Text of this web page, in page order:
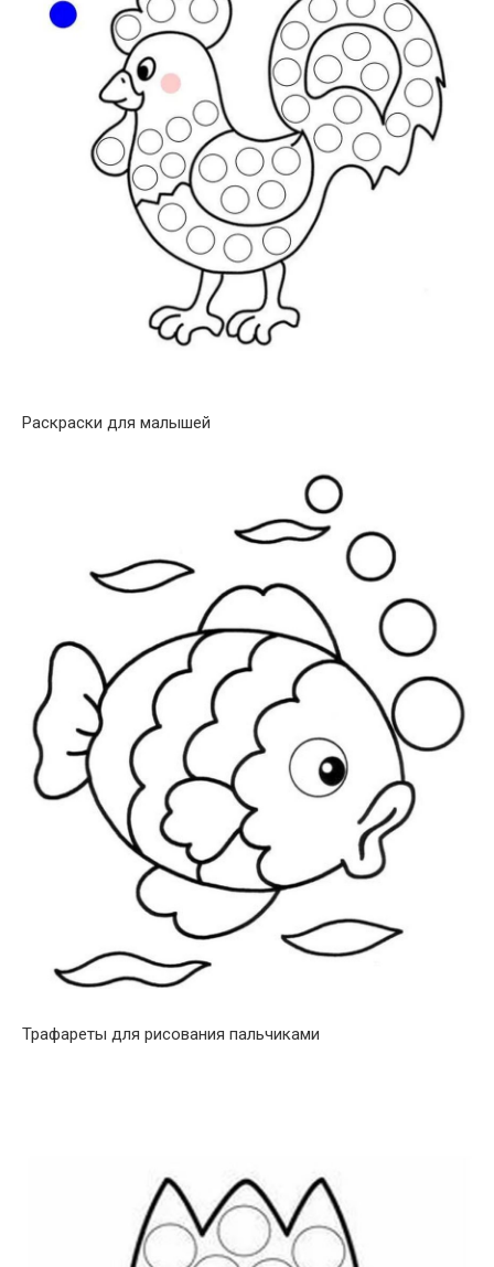
Раскраски для малышей
Трафареты для рисования пальчиками